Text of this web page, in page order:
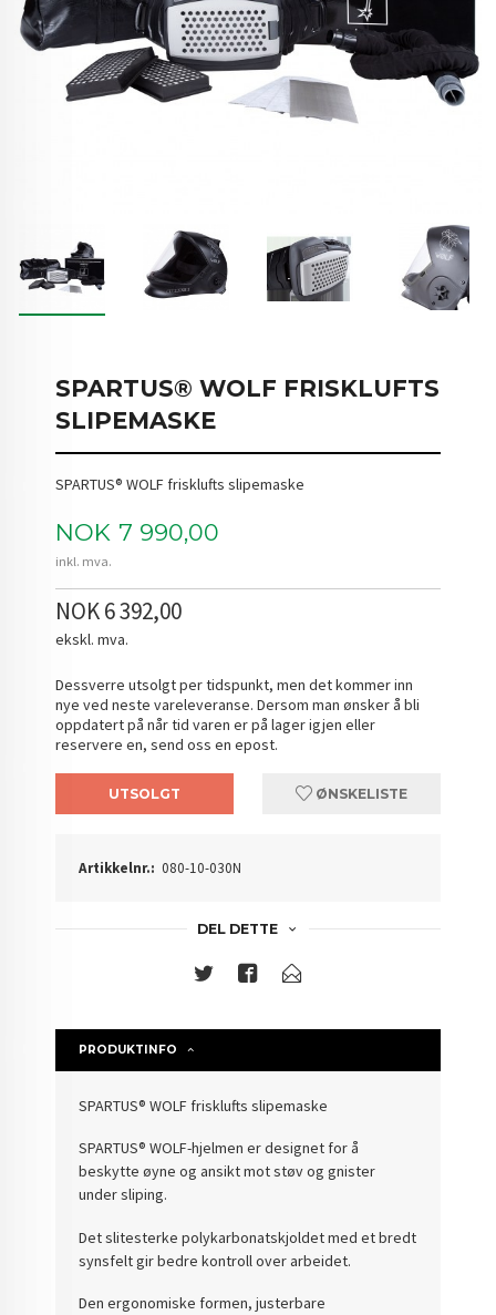
SPARTUS® WOLF FRISKLUFTS
SLIPEMASKE
SPARTUS® WOLF frisklufts slipemaske
Pris
NOK 7 990,00
inkl. mva.
NOK 6 392,00
ekskl. mva.
Dessverre utsolgt per tidspunkt, men det kommer inn
nye ved neste vareleveranse. Dersom man ønsker å bli
oppdatert på når tid varen er på lager igjen eller
reservere en, send oss en epost.
UTSOLGT ØNSKELISTE
Artikkelnr.: 080-10-030N
DEL DETTE
PRODUKTINFO
SPARTUS® WOLF frisklufts slipemaske
SPARTUS® WOLF-hjelmen er designet for å
beskytte øyne og ansikt mot støv og gnister
under sliping.
Det slitesterke polykarbonatskjoldet med et bredt
synsfelt gir bedre kontroll over arbeidet.
Den ergonomiske formen, justerbare